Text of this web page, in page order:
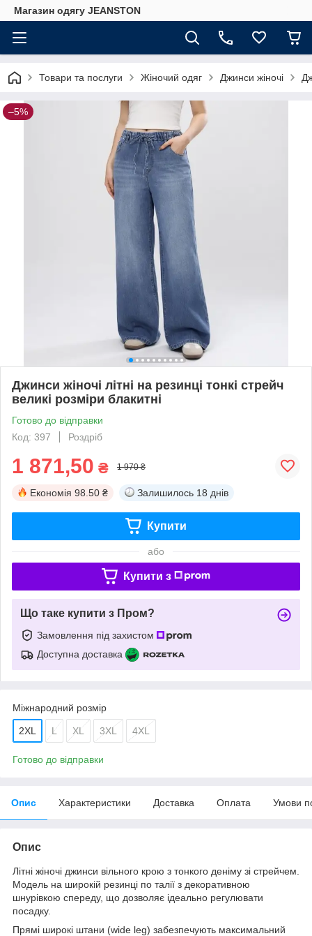
Магазин одягу JEANSTON
Товари та послуги Жіночий одяг Джинси жіночі
–5%
Джинси жіночі літні на резинці тонкі стрейч
великі розміри блакитні
Готово до відправки
Код: 397
Роздріб
1 871,50 ₴ 1 970 ₴
Економія 98.50 ₴ Залишилось 18 днів
Купити
або
Купити з
Що таке купити з Пром?
Замовлення під захистом
Доступна доставка
Міжнародний розмір
2XL L XL 3XL 4XL
Готово до відправки
Опис Характеристики Доставка Оплата Умови
Опис
Літні жіночі джинси вільного крою з тонкого деніму зі стрейчем.
Модель на широкій резинці по талії з декоративною
шнурівкою спереду, що дозволяє ідеально регулювати
посадку.
Прямі широкі штани (wide leg) забезпечують максимальний